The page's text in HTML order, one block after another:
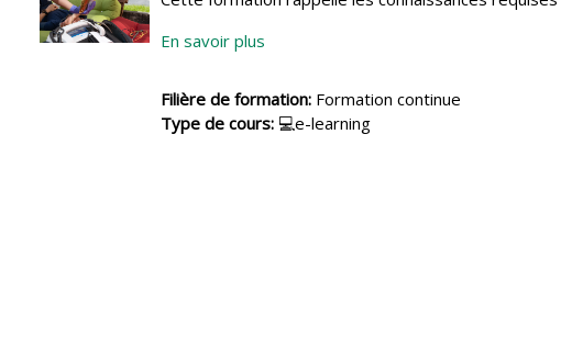
En savoir plus
Filière de formation: Formation continue
Type de cours: 💻e-learning